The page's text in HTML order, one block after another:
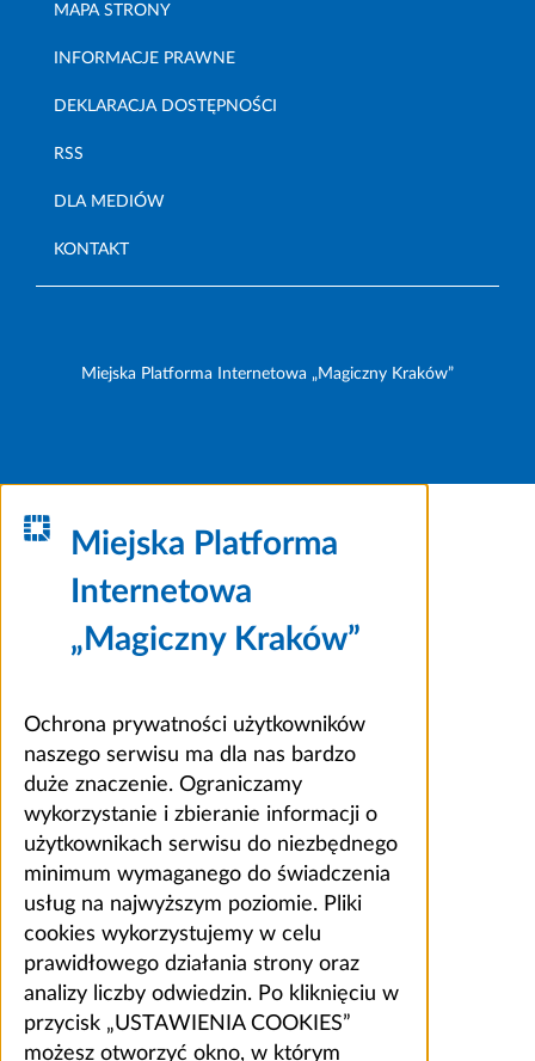
MAPA STRONY
INFORMACJE PRAWNE
DEKLARACJA DOSTĘPNOŚCI
RSS
DLA MEDIÓW
KONTAKT
Miejska Platforma Internetowa „Magiczny Kraków”
Miejska Platforma
Internetowa
„Magiczny Kraków”
Ochrona prywatności użytkowników
naszego serwisu ma dla nas bardzo
duże znaczenie. Ograniczamy
wykorzystanie i zbieranie informacji o
użytkownikach serwisu do niezbędnego
minimum wymaganego do świadczenia
usług na najwyższym poziomie. Pliki
cookies wykorzystujemy w celu
prawidłowego działania strony oraz
analizy liczby odwiedzin. Po kliknięciu w
przycisk „USTAWIENIA COOKIES”
możesz otworzyć okno, w którym